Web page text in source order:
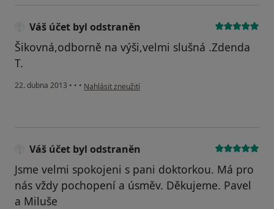
Váš účet byl odstraněn
Šikovná,odborně na výši,velmi slušná .Zdenda
T.
22. dubna 2013 • • • podle názoru uživatele Váš účet byl odstraněn
Nahlásit zneužití
Váš účet byl odstraněn
Jsme velmi spokojeni s pani doktorkou. Má pro
nás vždy pochopení a úsměv. Děkujeme. Pavel
a Miluše